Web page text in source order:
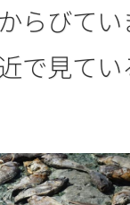
らびて
で見て